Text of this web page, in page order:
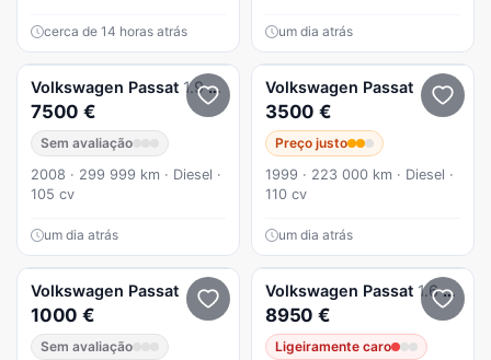
cerca de 14 horas atrás um dia atrás
Volkswagen Passat 1.9 TDi Confortline
7500 €
Sem avaliação
2008 · 299 999 km · Diesel ·
105 cv
um dia atrás
Volkswagen Passat
3500 €
Preço justo
1999 · 223 000 km · Diesel ·
110 cv
um dia atrás
Volkswagen Passat
1000 €
Sem avaliação
Volkswagen Passat 1.6 TDI BlueMotion
8950 €
Ligeiramente caro